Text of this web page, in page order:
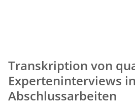
Transkription von
Experteninterviews in
Abschlussarbeiten